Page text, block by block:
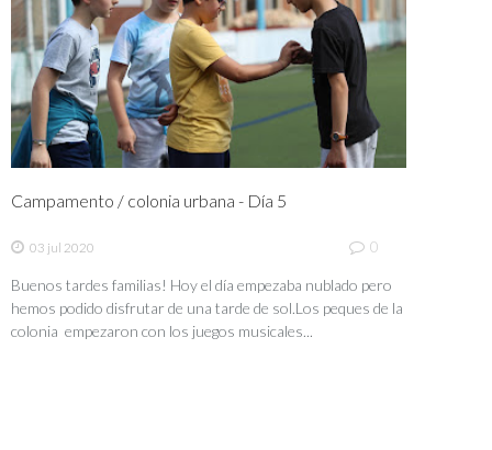
Campamento / colonia urbana - Día 5
03 jul 2020 0
Buenos tardes familias! Hoy el día empezaba nublado pero
hemos podido disfrutar de una tarde de sol.Los peques de la
colonia empezaron con los juegos musicales...